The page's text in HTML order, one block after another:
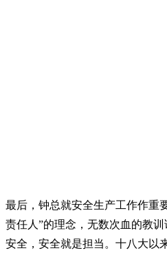
最后，钟总就安全生产工作作重
责任人”的理念，无数次血的教
安全，安全就是担当。十八大以